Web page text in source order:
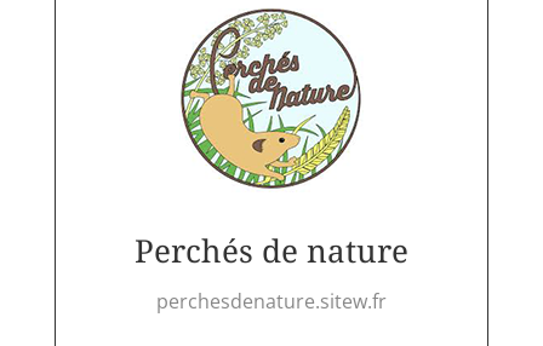
Perchés de nature
perchesdenature.sitew.fr